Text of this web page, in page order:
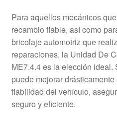
Procedimiento de
Queja
Sobre nosotros
Para aquellos mecánicos
recambio fiable, así como
bricolaje automotriz que
reparaciones, la Unidad De
ME7.4.4 es la elección
puede mejorar
fiabilidad del vehículo,
seguro y eficiente.